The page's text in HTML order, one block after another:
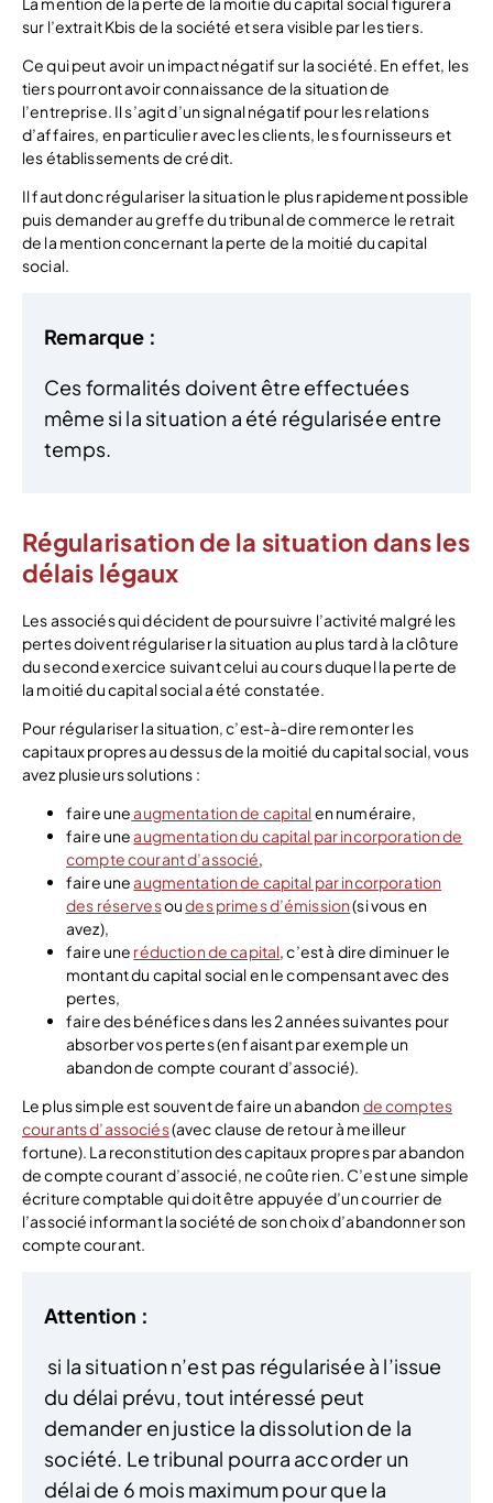
sur l’extrait Kbis de la société et sera visible par les tiers.
Ce qui peut avoir un impact négatif sur la société. En effet, les
tiers pourront avoir connaissance de la situation de
l’entreprise. Il s’agit d’un signal négatif pour les relations
d’affaires, en particulier avec les clients, les fournisseurs et
les établissements de crédit.
Il faut donc régulariser la situation le plus rapidement possible
puis demander au greffe du tribunal de commerce le retrait
de la mention concernant la perte de la moitié du capital
social.
Remarque :
Ces formalités doivent être effectuées
même si la situation a été régularisée entre
temps.
Régularisation de la situation dans les
délais légaux
Les associés qui décident de poursuivre l’activité malgré les
pertes doivent régulariser la situation au plus tard à la clôture
du second exercice suivant celui au cours duquel la perte de
la moitié du capital social a été constatée.
Pour régulariser la situation, c’est-à-dire remonter les
capitaux propres au dessus de la moitié du capital social, vous
avez plusieurs solutions :
faire uneaugmentation de capitalen numéraire,
faire uneaugmentation du capital par incorporation de
compte courant d’associé,
faire uneaugmentation de capital par incorporation
des réservesoudes primes d’émission(si vous en
avez),
faire une réduction de capital, c’est à dire diminuer le
montant du capital social en le compensant avec des
pertes,
faire des bénéfices dans les 2 années suivantes pour
absorber vos pertes (en faisant par exemple un
abandon de compte courant d’associé).
Le plus simple est souvent de faire un abandonde comptes
courants d’associés(avec clause de retour à meilleur
fortune). La reconstitution des capitaux propres par abandon
de compte courant d’associé, ne coûte rien. C’est une simple
écriture comptable qui doit être appuyée d’un courrier de
l’associé informant la société de son choix d’abandonner son
compte courant.
Attention :
si la situation n’est pas régularisée à l’issue
du délai prévu, tout intéressé peut
demander en justice la dissolution de la
société. Le tribunal pourra accorder un
délai de 6 mois maximum pour que la